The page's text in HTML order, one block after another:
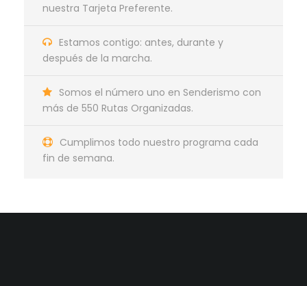
nuestra Tarjeta Preferente.
Estamos contigo: antes, durante y
después de la marcha.
Somos el número uno en Senderismo con
más de 550 Rutas Organizadas.
Cumplimos todo nuestro programa cada
fin de semana.